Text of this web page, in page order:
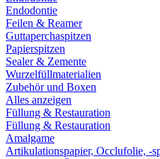
Endodontie
Feilen & Reamer
Guttaperchaspitzen
Papierspitzen
Sealer & Zemente
Wurzelfüllmaterialien
Zubehör und Boxen
Alles anzeigen
Füllung & Restauration
Füllung & Restauration
Amalgame
Artikulationspapier, Occlufolie, -